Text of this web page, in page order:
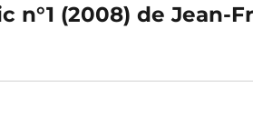
n°1 (2008) de Jean-